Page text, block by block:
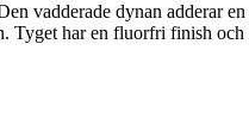
vadderade dynan adderar
Tyget har en fluorfri finish